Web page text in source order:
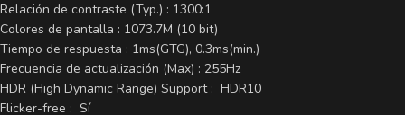
Relación de contraste (Typ.) : 1300:1
Colores de pantalla : 1073.7M (10 bit)
Tiempo de respuesta : 1ms(GTG), 0.3ms(min.)
Frecuencia de actualización (Max) : 255Hz
HDR (High Dynamic Range) Support : HDR10
Flicker-free : Sí